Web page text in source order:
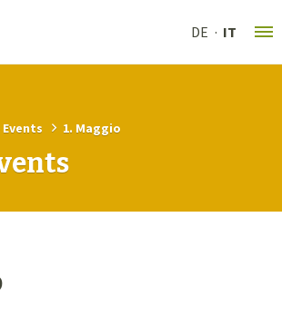
DE IT
Events 1. Maggio